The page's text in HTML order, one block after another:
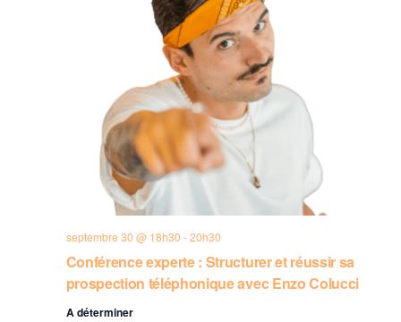
Conférence experte : Structurer et réussir sa
prospection téléphonique avec Enzo Colucci
septembre 30 @ 18h30 -20h30
A déterminer